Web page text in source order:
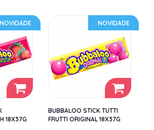
NOVIDADE
18X37G
NOVIDADE
BUBBALOO STICK TUTTI
FRUTTI ORIGINAL 18X37G